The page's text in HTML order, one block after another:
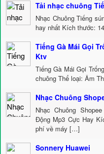
Tải nhạc chuông
Nhạc Chuông Tiếng
hay nhất Kích thước:
Tiếng Gà Mái Gọi
Ktv
Tiếng Gà Mái Gọi
chuông Thể loại: Âm
Nhạc Chuông
Nhạc Chuông
Động Mp3 Cực Hay
phí về máy […]
Sonnery Huawei